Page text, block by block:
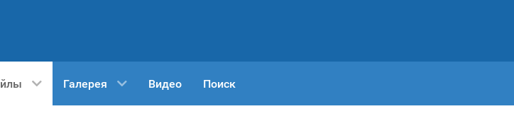
Галерея Видео Поиск